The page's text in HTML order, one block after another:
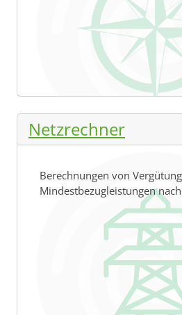
Netzrechner
Berechnungen von
Mindestbezugleistungen